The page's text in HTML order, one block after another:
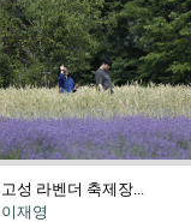
고성 라벤더 축제장...
이재영